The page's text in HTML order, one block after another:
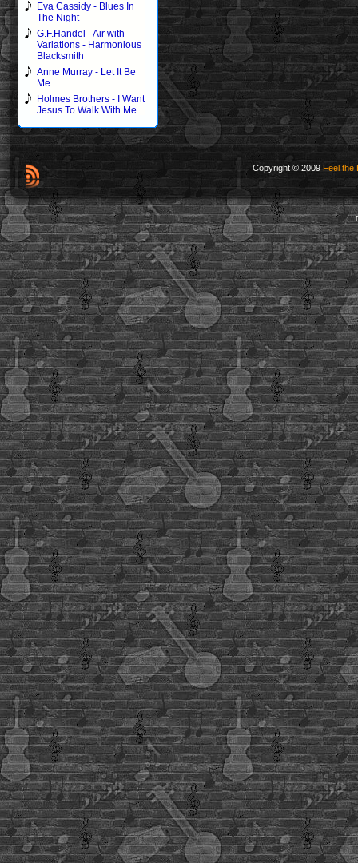
Eva Cassidy - Blues In
The Night
G.F.Handel - Air with
Variations - Harmonious
Blacksmith
Anne Murray - Let It Be
Me
Holmes Brothers - I Want
Jesus To Walk With Me
Copyright © 2009 Feel the